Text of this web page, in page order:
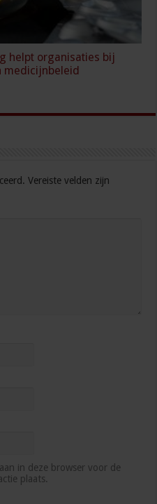
helpt organisaties bij
medicijnbeleid
Vereiste velden zijn
in deze browser voor de
plaats.